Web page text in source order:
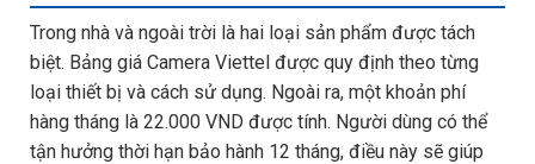
Trong nhà và ngoài trời là hai loại sản phẩm được tách
biệt. Bảng giá Camera Viettel được quy định theo từng
loại thiết bị và cách sử dụng. Ngoài ra, một khoản phí
hàng tháng là 22.000 VND được tính. Người dùng có thể
tận hưởng thời hạn bảo hành 12 tháng, điều này sẽ giúp